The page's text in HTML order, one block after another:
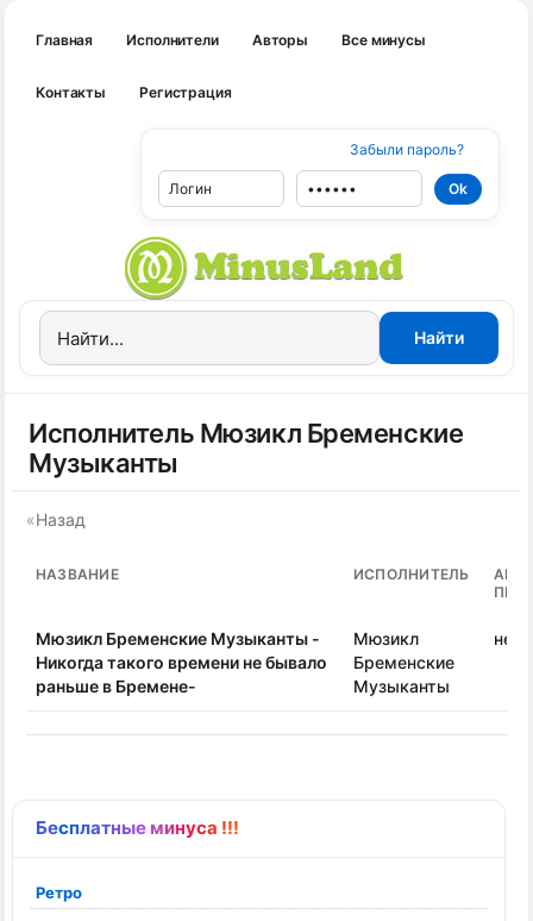
Главная Исполнители Авторы Все минусы
Контакты Регистрация
Забыли пароль?
Бесплатные минуса !!!
Ретро
Исполнитель Мюзикл Бременские
Музыканты
«Назад
НАЗВАНИЕ ИСПОЛНИТЕЛЬ
Мюзикл Бременские Музыканты -
Никогда такого времени не бывало
раньше в Бремене-
Мюзикл
Бременские
Музыканты